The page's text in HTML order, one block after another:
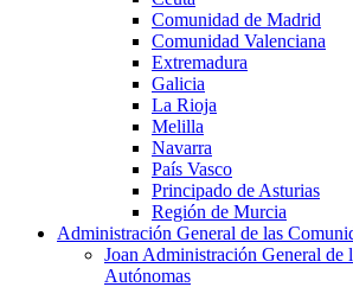
Comunidad de Madrid
Comunidad Valenciana
Extremadura
Galicia
La Rioja
Melilla
Navarra
País Vasco
Principado de Asturias
Región de Murcia
Administración General de las
Joan Administración General de
Autónomas